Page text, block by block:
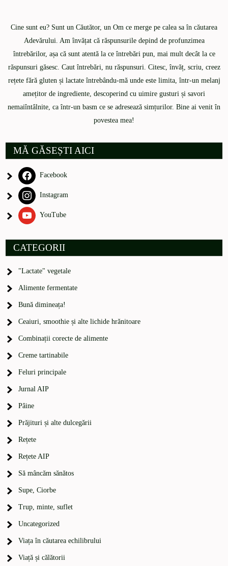
Cine sunt eu? Sunt un Căutător, un Om ce merge pe calea sa în căutarea
Adevărului. Am învățat că răspunsurile depind de profunzimea
întrebărilor, așa că sunt atentă la ce întrebări pun, mai mult decât la ce
răspunsuri găsesc. Caut întrebări, nu răspunsuri. Citesc, învăț, scriu, creez
rețete fără gluten și lactate întrebându-mă unde este limita, într-un melanj
amețitor de ingrediente, descoperind cu uimire gusturi și savori
nemaiîntâlnite, ca într-un basm ce se adresează simțurilor. Bine ai venit în
povestea mea!
MĂ GĂSEȘTI AICI
Facebook
Instagram
YouTube
CATEGORII
"Lactate" vegetale
Alimente fermentate
Bună dimineața!
Ceaiuri, smoothie și alte lichide hrănitoare
Combinații corecte de alimente
Creme tartinabile
Feluri principale
Jurnal AIP
Pâine
Prăjituri și alte dulcegării
Rețete
Rețete AIP
Să mâncăm sănătos
Supe, Ciorbe
Trup, minte, suflet
Uncategorized
Viața în căutarea echilibrului
Viață și călătorii